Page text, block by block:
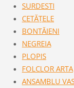
SURDESTI
CETĂŢELE
BONTĂIENI
NEGREIA
PLOPIS
FOLCLOR ARTA
ANSAMBLU